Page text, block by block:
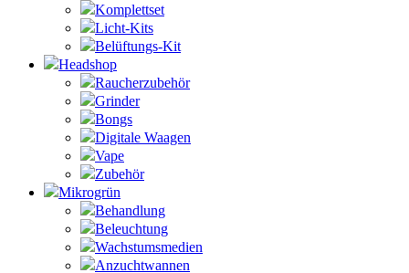
Komplettset
Licht-Kits
Belüftungs-Kit
Headshop
Raucherzubehör
Grinder
Bongs
Digitale Waagen
Vape
Zubehör
Mikrogrün
Behandlung
Beleuchtung
Wachstumsmedien
Anzuchtwannen